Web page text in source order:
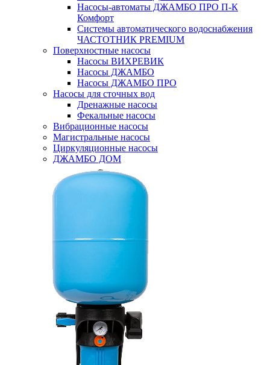
Насосы-автоматы ДЖАМБО ПРО П-К
Комфорт
Системы автоматического водоснабжения
ЧАСТОТНИК PREMIUM
Поверхностные насосы
Насосы ВИХРЕВИК
Насосы ДЖАМБО
Насосы ДЖАМБО ПРО
Насосы для сточных вод
Дренажные насосы
Фекальные насосы
Вибрационные насосы
Магистральные насосы
Циркуляционные насосы
ДЖАМБО ДОМ